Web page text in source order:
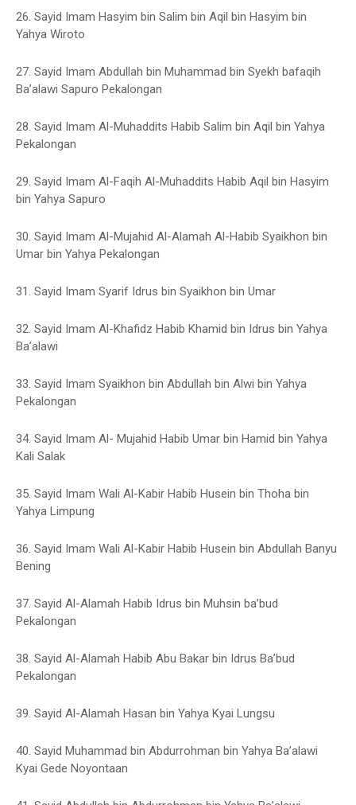
26. Sayid Imam Hasyim bin Salim bin Aqil bin Hasyim bin
Yahya Wiroto
27. Sayid Imam Abdullah bin Muhammad bin Syekh bafaqih
Ba’alawi Sapuro Pekalongan
28. Sayid Imam Al-Muhaddits Habib Salim bin Aqil bin Yahya
Pekalongan
29. Sayid Imam Al-Faqih Al-Muhaddits Habib Aqil bin Hasyim
bin Yahya Sapuro
30. Sayid Imam Al-Mujahid Al-Alamah Al-Habib Syaikhon bin
Umar bin Yahya Pekalongan
31. Sayid Imam Syarif Idrus bin Syaikhon bin Umar
32. Sayid Imam Al-Khafidz Habib Khamid bin Idrus bin Yahya
Ba’alawi
33. Sayid Imam Syaikhon bin Abdullah bin Alwi bin Yahya
Pekalongan
34. Sayid Imam Al- Mujahid Habib Umar bin Hamid bin Yahya
Kali Salak
35. Sayid Imam Wali Al-Kabir Habib Husein bin Thoha bin
Yahya Limpung
36. Sayid Imam Wali Al-Kabir Habib Husein bin Abdullah Banyu
Bening
37. Sayid Al-Alamah Habib Idrus bin Muhsin ba’bud
Pekalongan
38. Sayid Al-Alamah Habib Abu Bakar bin Idrus Ba’bud
Pekalongan
39. Sayid Al-Alamah Hasan bin Yahya Kyai Lungsu
40. Sayid Muhammad bin Abdurrohman bin Yahya Ba’alawi
Kyai Gede Noyontaan